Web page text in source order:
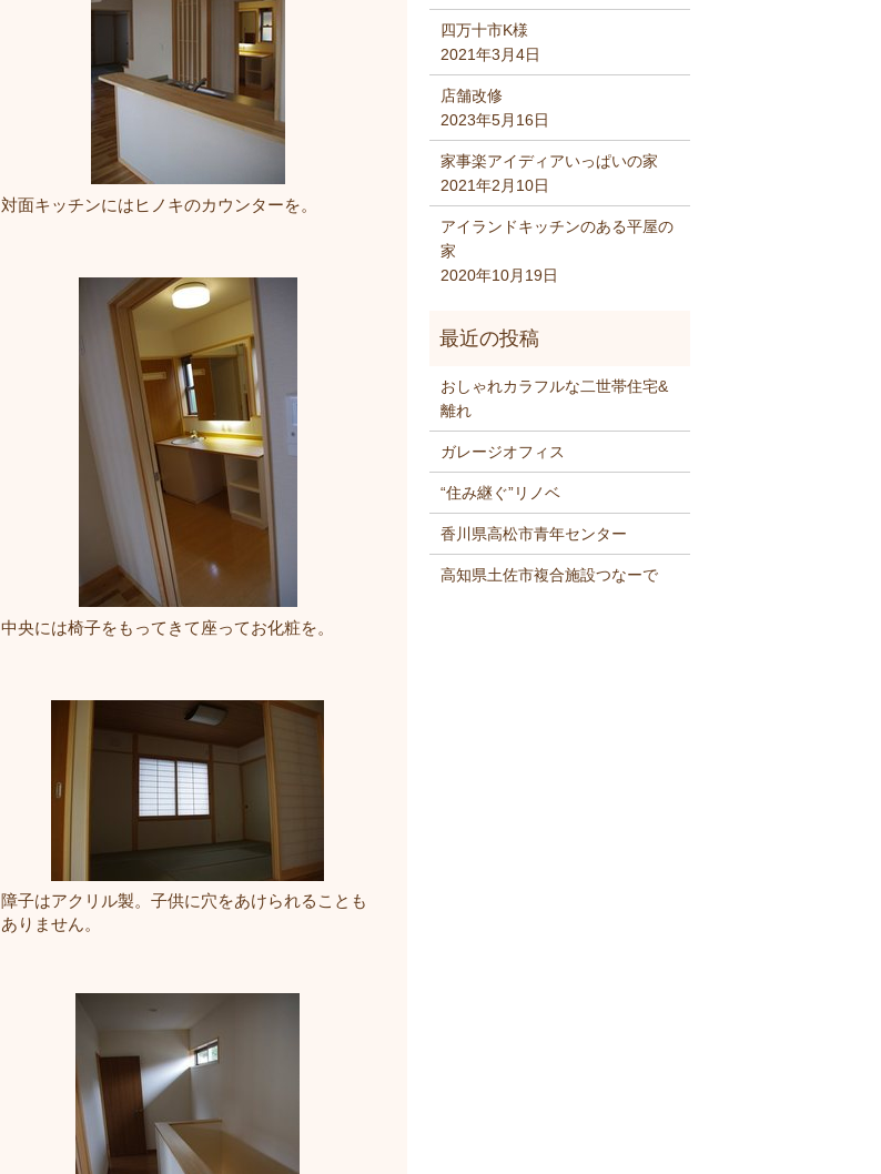
対面キッチンにはヒノキのカウンターを。
中央には椅子をもってきて座ってお化粧を。
障子はアクリル製。子供に穴をあけられることも
ありません。
四万十市K様
2021年3月4日
店舗改修
2023年5月16日
家事楽アイディアいっぱいの家
2021年2月10日
アイランドキッチンのある平屋の
家
2020年10月19日
おしゃれカラフルな二世帯住宅&
離れ
ガレージオフィス
“住み継ぐ”リノベ
香川県高松市青年センター
高知県土佐市複合施設つなーで